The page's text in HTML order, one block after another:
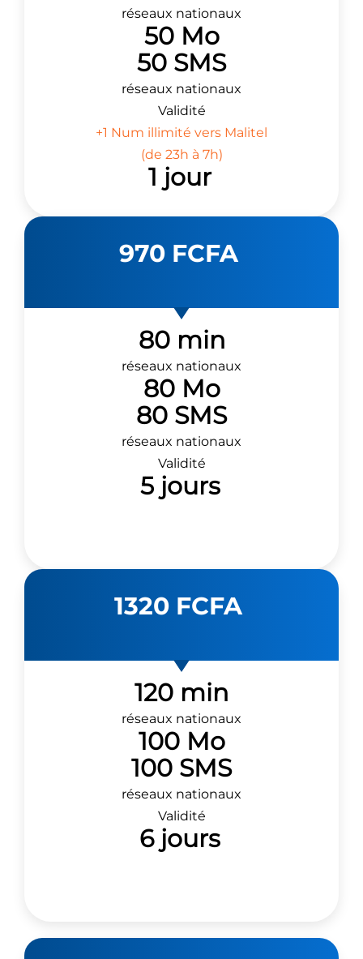
réseaux nationaux
50 Mo
50 SMS
réseaux nationaux
Validité
+1 Num illimité vers Malitel
(de 23h à 7h)
1 jour
970 FCFA
80 min
réseaux nationaux
80 Mo
80 SMS
réseaux nationaux
Validité
5 jours
1320 FCFA
120 min
réseaux nationaux
100 Mo
100 SMS
réseaux nationaux
Validité
6 jours